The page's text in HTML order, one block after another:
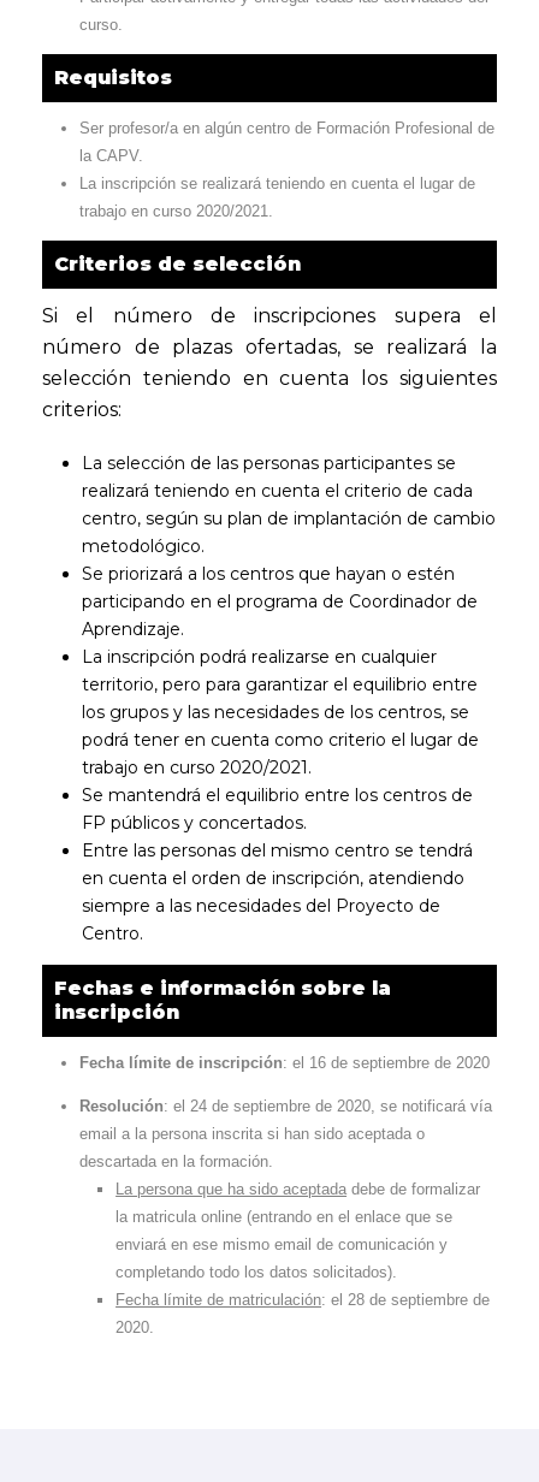
curso.
Requisitos
Ser profesor/a en algún centro de Formación Profesional de
la CAPV.
La inscripción se realizará teniendo en cuenta el lugar de
trabajo en curso 2020/2021.
Criterios de selección
Si el número de inscripciones supera el
número de plazas ofertadas, se realizará la
selección teniendo en cuenta los siguientes
criterios:
La selección de las personas participantes se
realizará teniendo en cuenta el criterio de cada
centro, según su plan de implantación de cambio
metodológico.
Se priorizará a los centros que hayan o estén
participando en el programa de Coordinador de
Aprendizaje.
La inscripción podrá realizarse en cualquier
territorio, pero para garantizar el equilibrio entre
los grupos y las necesidades de los centros, se
podrá tener en cuenta como criterio el lugar de
trabajo en curso 2020/2021.
Se mantendrá el equilibrio entre los centros de
FP públicos y concertados.
Entre las personas del mismo centro se tendrá
en cuenta el orden de inscripción, atendiendo
siempre a las necesidades del Proyecto de
Centro.
Fechas e información sobre la
inscripción
Fecha límite de inscripción: el 16 de septiembre de 2020
Resolución: el 24 de septiembre de 2020, se notificará vía
email a la persona inscrita si han sido aceptada o
descartada en la formación.
La persona que ha sido aceptada debe de formalizar
la matricula online (entrando en el enlace que se
enviará en ese mismo email de comunicación y
completando todo los datos solicitados).
Fecha límite de matriculación: el 28 de septiembre de
2020.